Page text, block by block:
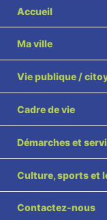
Accueil
Ma ville
Vie publique /
Cadre de vie
Démarches et
Culture, sports et
Contactez-nous
14
3ème
2 visé